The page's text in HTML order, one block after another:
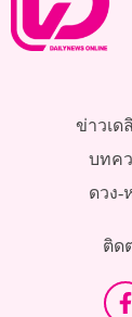
ข่าวเด
บทค
ดวง-
ติด